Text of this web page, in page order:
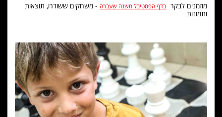
מוזמנים לבקר בדף הפסטיבל משנה שעברה - משחקים ששודרו, תוצאות
ותמונות